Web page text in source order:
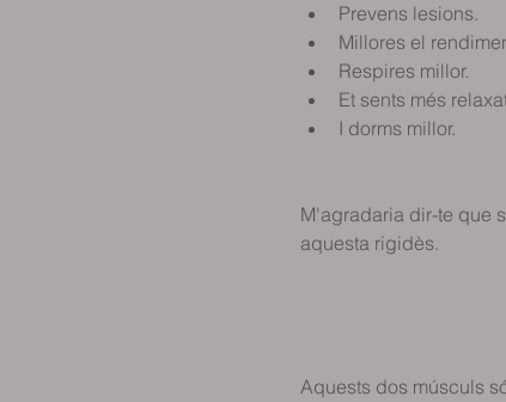
Prevens lesions.
Millores el
Respires millor.
Et sents més
I
I tot
M'agradaria dir-te que
Aquí hi ha
El
Et
Aquests dos músculs